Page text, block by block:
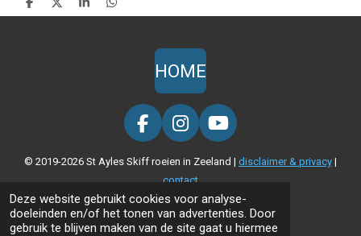
Deze website gebruikt cookies voor analyse-
doeleinden en/of het tonen van advertenties. Door
gebruik te blijven maken van de site gaat u hiermee
D
e
D
e
S
h
D
e
HOME
F
c
b
o
I
s
t
a
g
Y
u
u
b
© 2019-2026 St Ayles Skiff roeien in Zeeland | disclaimer & privacy |
contact